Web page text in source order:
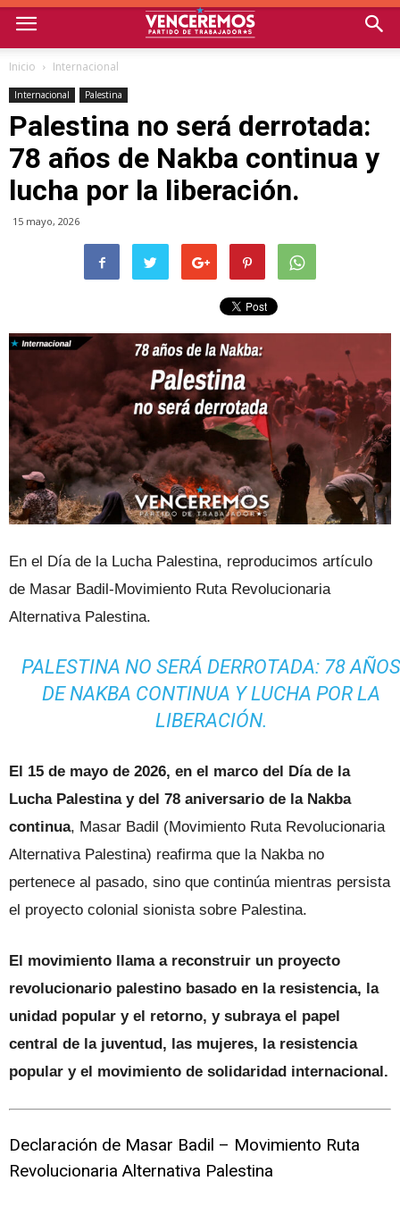
Inicio Internacional
Internacional Palestina
Palestina no será derrotada:
78 años de Nakba continua y
lucha por la liberación.
15 mayo, 2026
En el Día de la Lucha Palestina, reproducimos artículo
de Masar Badil-Movimiento Ruta Revolucionaria
Alternativa Palestina.
PALESTINA NO SERÁ DERROTADA: 78
DE NAKBA CONTINUA Y LUCHA POR LA
LIBERACIÓN.
El 15 de mayo de 2026, en el marco del Día de la
Lucha Palestina y del 78 aniversario de la Nakba
continua, Masar Badil (Movimiento Ruta Revolucionaria
Alternativa Palestina) reafirma que la Nakba no
pertenece al pasado, sino que continúa mientras persista
el proyecto colonial sionista sobre Palestina.
El movimiento llama a reconstruir un proyecto
revolucionario palestino basado en la resistencia, la
unidad popular y el retorno, y subraya el papel
central de la juventud, las mujeres, la resistencia
popular y el movimiento de solidaridad internacional.
Declaración de Masar Badil – Movimiento Ruta
Revolucionaria Alternativa Palestina